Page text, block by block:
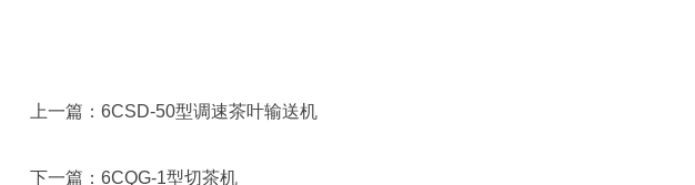
上一篇： 6CSD-50型调速茶叶输送机
下一篇： 6CQG-1型切茶机